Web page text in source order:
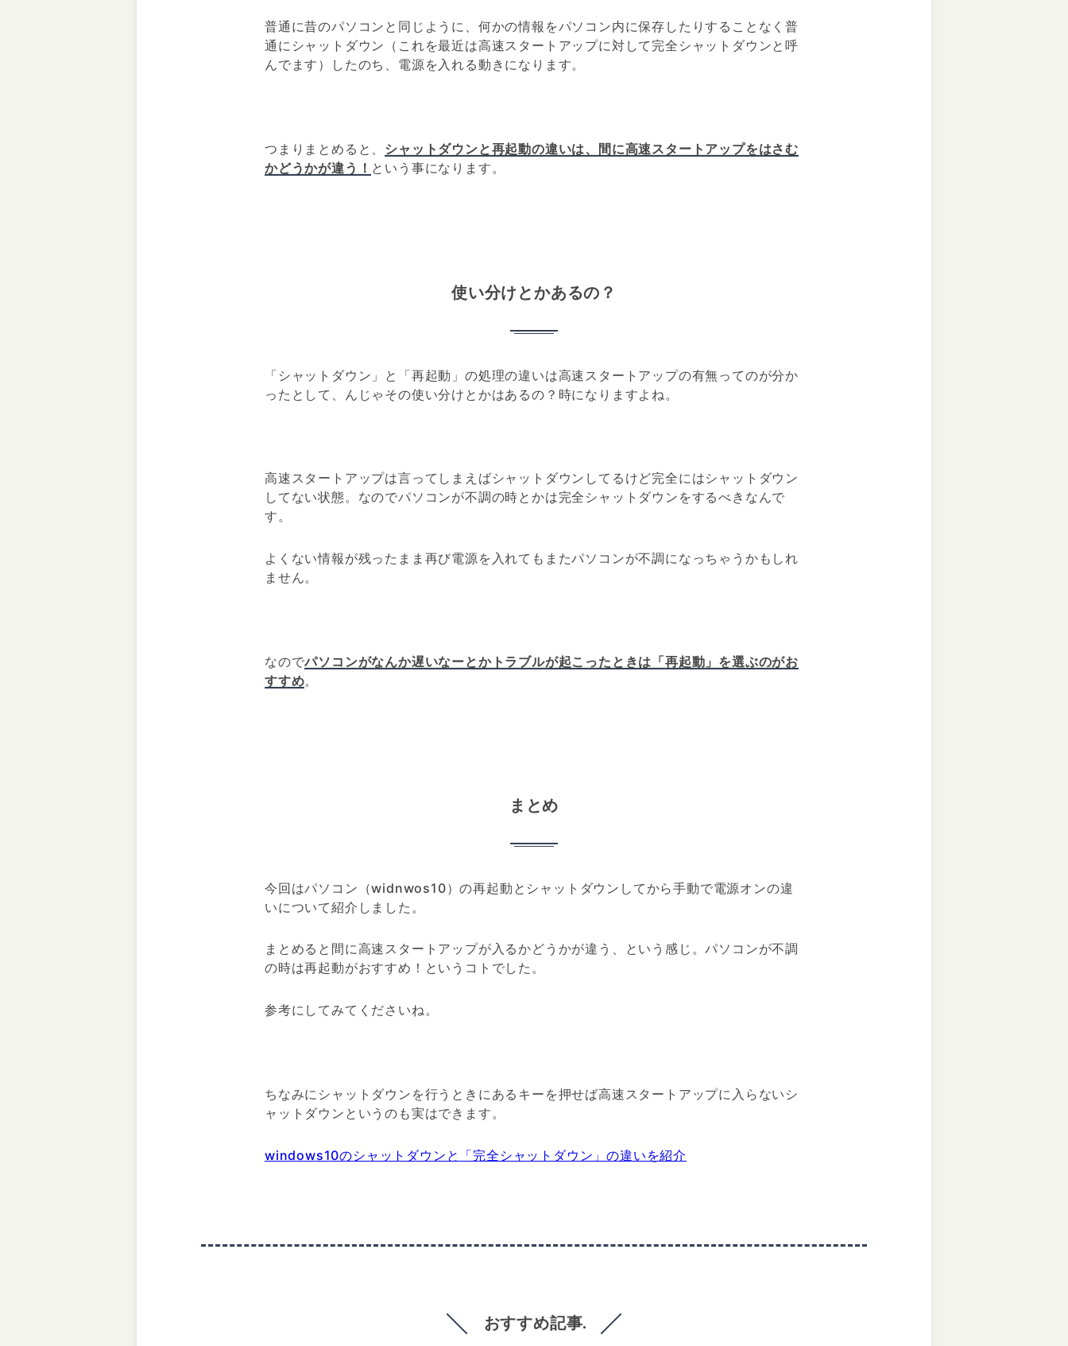
普通に昔のパソコンと同じように、何かの情報をパソコン内に保存したりすることなく普
通にシャットダウン（これを最近は高速スタートアップに対して完全シャットダウンと呼
んでます）したのち、電源を入れる動きになります。
つまりまとめると、 シャットダウンと再起動の違いは、間に高速スタートアップをはさむ
かどうかが違う！ という事になります。
使い分けとかあるの？
「シャットダウン」と「再起動」の処理の違いは高速スタートアップの有無ってのが分か
ったとして、んじゃその使い分けとかはあるの？時になりますよね。
高速スタートアップは言ってしまえばシャットダウンしてるけど完全にはシャットダウン
してない状態。なのでパソコンが不調の時とかは完全シャットダウンをするべきなんで
す。
よくない情報が残ったまま再び電源を入れてもまたパソコンが不調になっちゃうかもしれ
ません。
なのでパソコンがなんか遅いなーとかトラブルが起こったときは「再起動」を選ぶのがお
すすめ。
まとめ
今回はパソコン（widnwos10）の再起動とシャットダウンしてから手動で電源オンの違
いについて紹介しました。
まとめると間に高速スタートアップが入るかどうかが違う、という感じ。パソコンが不調
の時は再起動がおすすめ！というコトでした。
参考にしてみてくださいね。
ちなみにシャットダウンを行うときにあるキーを押せば高速スタートアップに入らないシ
ャットダウンというのも実はできます。
windows10のシャットダウンと「完全シャットダウン」の違いを紹介
おすすめ記事.